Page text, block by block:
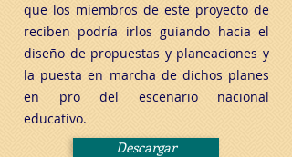
que los miembros de este proyecto de
reciben podría irlos guiando hacia el
diseño de propuestas y planeaciones y
la puesta en marcha de dichos planes
en pro del escenario nacional
educativo.
Descargar